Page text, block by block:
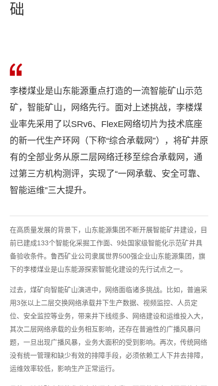
础
李楼煤业是山东能源重点打造的一流智能矿山示范
矿，智能矿山，网络先行。面对上述挑战，李楼煤
业率先采用了以SRv6、FlexE网络切片为技术底座
的新一代生产环网（下称“综合承载网”），将矿井原
有的全部业务从原二层网络迁移至综合承载网，通
过第三方机构测评，实现了“一网承载、安全可靠、
智能运维”三大提升。
在高质量发展的背景下，山东能源集团不断开展智能矿井建设，目
前已建成133个智能化采掘工作面、9处国家级智能化示范矿井具
备验收条件。鲁西矿业公司隶属世界500强企业山东能源集团，旗
下的李楼煤业是山东能源探索智能化建设的先行试点之一。
过去，煤矿向智能矿山演进中，网络面临诸多挑战。比如，普遍采
用3张以上二层交换网络承载井下生产数据、视频监控、人员定
位、安全监控等业务，带来井下线缆多、网络建设和运维投入大，
其次二层网络承载的业务相互影响，还存在普遍性的广播风暴问
题，一旦出现广播风暴，业务大面积的受到影响。再次，传统网络
没有统一管理和缺少有效的排障手段，必须依赖工人下井去排障，
运维效率较低，影响生产正常运行。